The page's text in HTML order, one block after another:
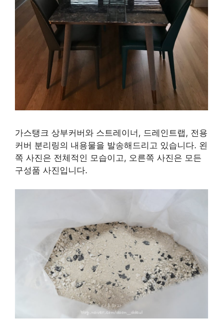
가스탱크 상부커버와 스트레이너, 드레인트랩, 전용
커버 분리링의 내용물을 발송해드리고 있습니다. 왼
쪽 사진은 전체적인 모습이고, 오른쪽 사진은 모든
구성품 사진입니다.